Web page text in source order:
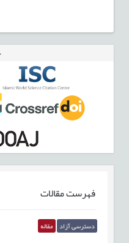
فهرست مقالات
دسترسی آزاد مقاله